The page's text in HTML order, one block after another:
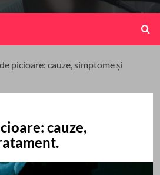
picioare: cauze, simptome și
cauze,